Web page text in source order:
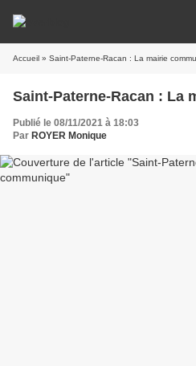
Accueil » Saint-Paterne-Racan : La mairie
Saint-Paterne-Racan : La
Publié le 08/11/2021 à 18:03
Par ROYER Monique